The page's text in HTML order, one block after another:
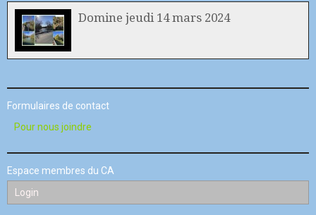
Domine jeudi 14 mars 2024
Formulaires de contact
Pour nous joindre
Espace membres du CA